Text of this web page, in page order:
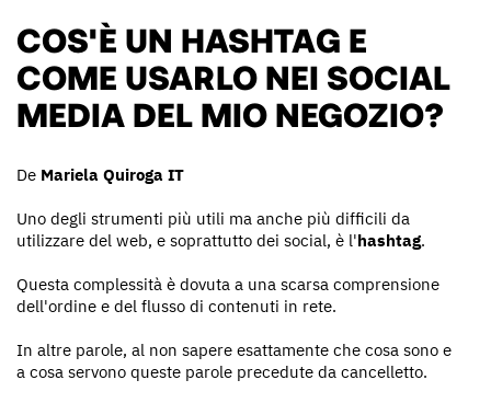
COS'È UN HASHTAG E
COME USARLO NEI SOCIAL
MEDIA DEL MIO NEGOZIO?
De Mariela Quiroga IT
Uno degli strumenti più utili ma anche più difficili da
utilizzare del web, e soprattutto dei social, è l'hashtag.
Questa complessità è dovuta a una scarsa comprensione
dell'ordine e del flusso di contenuti in rete.
In altre parole, al non sapere esattamente che cosa sono e
a cosa servono queste parole precedute da cancelletto.